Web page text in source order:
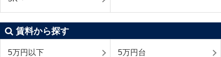
賃料から探す
5万円以下 5万円台